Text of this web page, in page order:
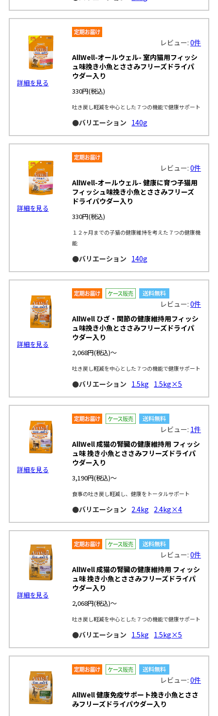
詳細を見る
レビュー:0件
AllWell-オールウェル- 室内猫用フィッシ
ュ味挽き小魚とささみフリーズドライパ
ウダー入り
330円(税込)
吐き戻し軽減を中心とした７つの機能で健康サポート
●バリエーション 140g
詳細を見る
レビュー:0件
AllWell-オールウェル- 健康に育つ子猫用
フィッシュ味挽き小魚とささみフリーズ
ドライパウダー入り
330円(税込)
１２ヶ月までの子猫の健康維持を考えた７つの健康機
能
●バリエーション 140g
詳細を見る
レビュー:0件
AllWell ひざ・関節の健康維持用フィッシ
ュ味挽き小魚とささみフリーズドライパ
ウダー入り
2,068円(税込)～
吐き戻し軽減を中心とした７つの機能で健康サポート
●バリエーション 1.5kg 1.5kg×5
詳細を見る
レビュー: 1件
AllWell 成猫の腎臓の健康維持用 フィッシ
ュ味 挽き小魚とささみフリーズドライパ
ウダー入り
3,190円(税込)～
食事の吐き戻し軽減し、健康をトータルサポート
●バリエーション 2.4kg 2.4kg×4
詳細を見る
レビュー:0件
AllWell 成猫の腎臓の健康維持用 フィッシ
ュ味 挽き小魚とささみフリーズドライパ
ウダー入り
2,068円(税込)～
吐き戻し軽減を中心とした７つの機能で健康サポート
●バリエーション 1.5kg 1.5kg×5
レビュー:0件
AllWell 健康免疫サポート挽き小魚とささ
みフリーズドライパウダー入り